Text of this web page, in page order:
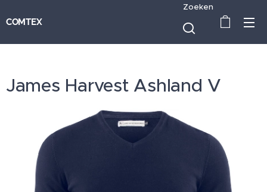
COMTEX
Zoeken
James Harvest Ashland V